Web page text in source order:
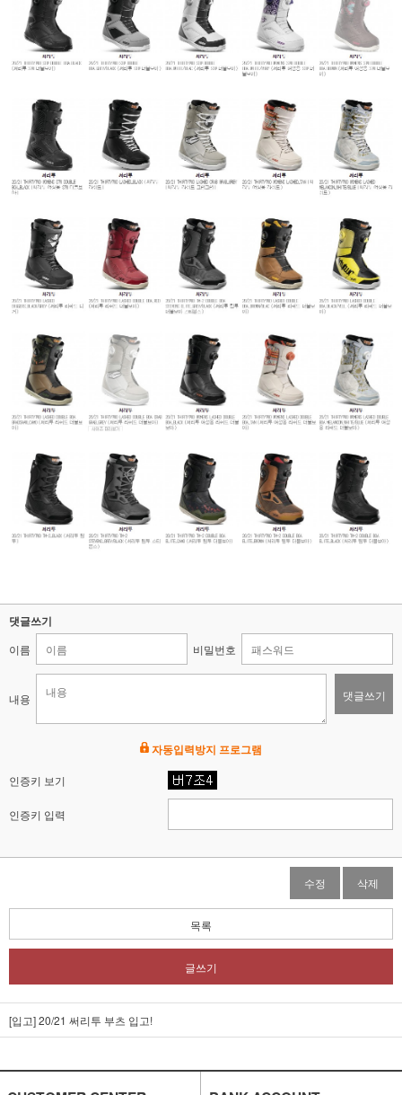
댓글쓰기
이름 비밀번호
내용 댓글쓰기
자동입력방지 프로그램
인증키 보기
인증키 입력
수정 삭제
목록
글쓰기
[입고] 20/21 써리투 부츠 입고!